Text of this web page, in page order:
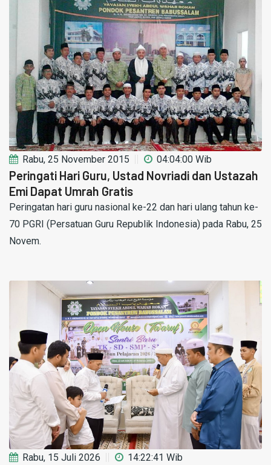
Rabu, 25 November 2015 04:04:00 Wib
Peringati Hari Guru, Ustad Novriadi dan Ustazah
Emi Dapat Umrah Gratis
Peringatan hari guru nasional ke-22 dan hari ulang tahun ke-
70 PGRI (Persatuan Guru Republik Indonesia) pada Rabu, 25
Novem.
Rabu, 15 Juli 2026 14:22:41 Wib